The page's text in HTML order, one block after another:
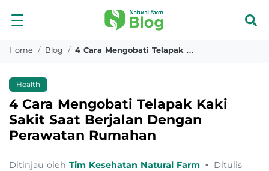
Home Blog 4 Cara Mengobati Telapak Kaki Sakit Saat Berjalan Dengan Perawatan Rumahan
Health
4 Cara Mengobati Telapak Kaki
Sakit Saat Berjalan Dengan
Perawatan Rumahan
Ditinjau oleh Tim Kesehatan Natural Farm • Ditulis